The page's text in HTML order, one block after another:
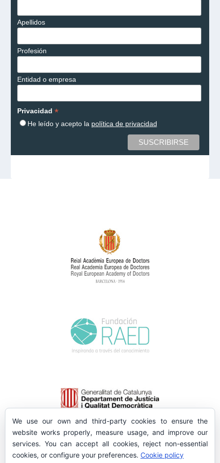
Apellidos
Profesión
Entidad o empresa
Privacidad *
He leído y acepto la política de privacidad
We use our own and third-party cookies to ensure the
website works properly, measure usage, and improve our
services. You can accept all cookies, reject non-essential
cookies, or configure your preferences. Cookie policy